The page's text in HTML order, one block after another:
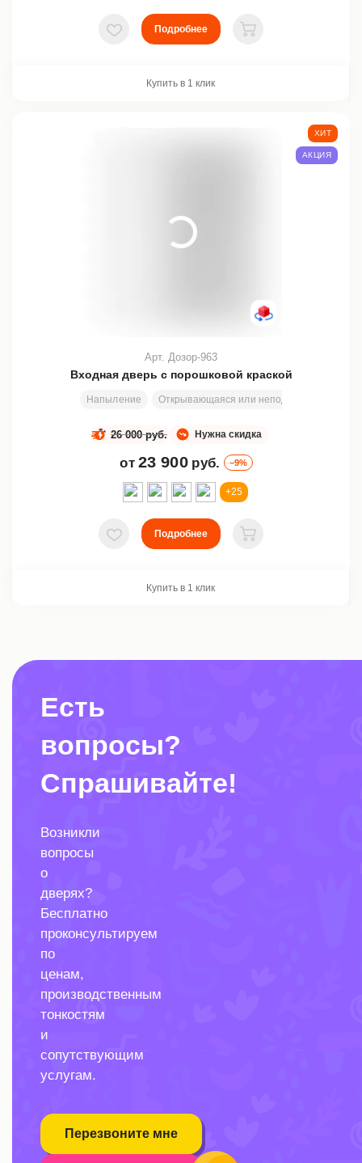
В избранное
Подробнее
В корзину
Купить в 1 клик
Входная дверь с порошковой краской
Напыление Открывающаяся или неподвижная вставка
Арт. Дозор-963
Нужна скидка
26 000 руб.
от 23 900 руб. –9%
ХИТ
АКЦИЯ
+25
В избранное
Подробнее
В корзину
Купить в 1 клик
Есть
вопросы?
Спрашивайте!
Возникли
вопросы
о
дверях?
Бесплатно
проконсультируем
по
ценам,
производственным
тонкостям
и
сопутствующим
услугам.
Перезвоните мне